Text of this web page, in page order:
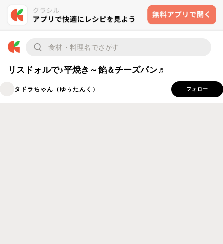
リスドォルで♪平焼き～餡＆チーズパン♬
タドラちゃん（ゆぅたんく） フォロー